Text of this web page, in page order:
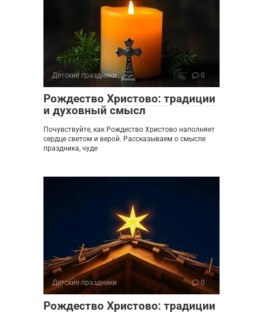
Детские праздники 0
Рождество Христово: традиции
и духовный смысл
Почувствуйте, как Рождество Христово наполняет
сердце светом и верой. Рассказываем о смысле
праздника, чуде
Детские праздники 0
Рождество Христово: традиции